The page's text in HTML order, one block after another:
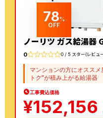
78%
OFF
ノーリツ ガス給湯器
0 0 / 5 スター(レビュ
マンションの方にオスス
トク”が積み上がる給湯器
工事費込価格
¥152,156